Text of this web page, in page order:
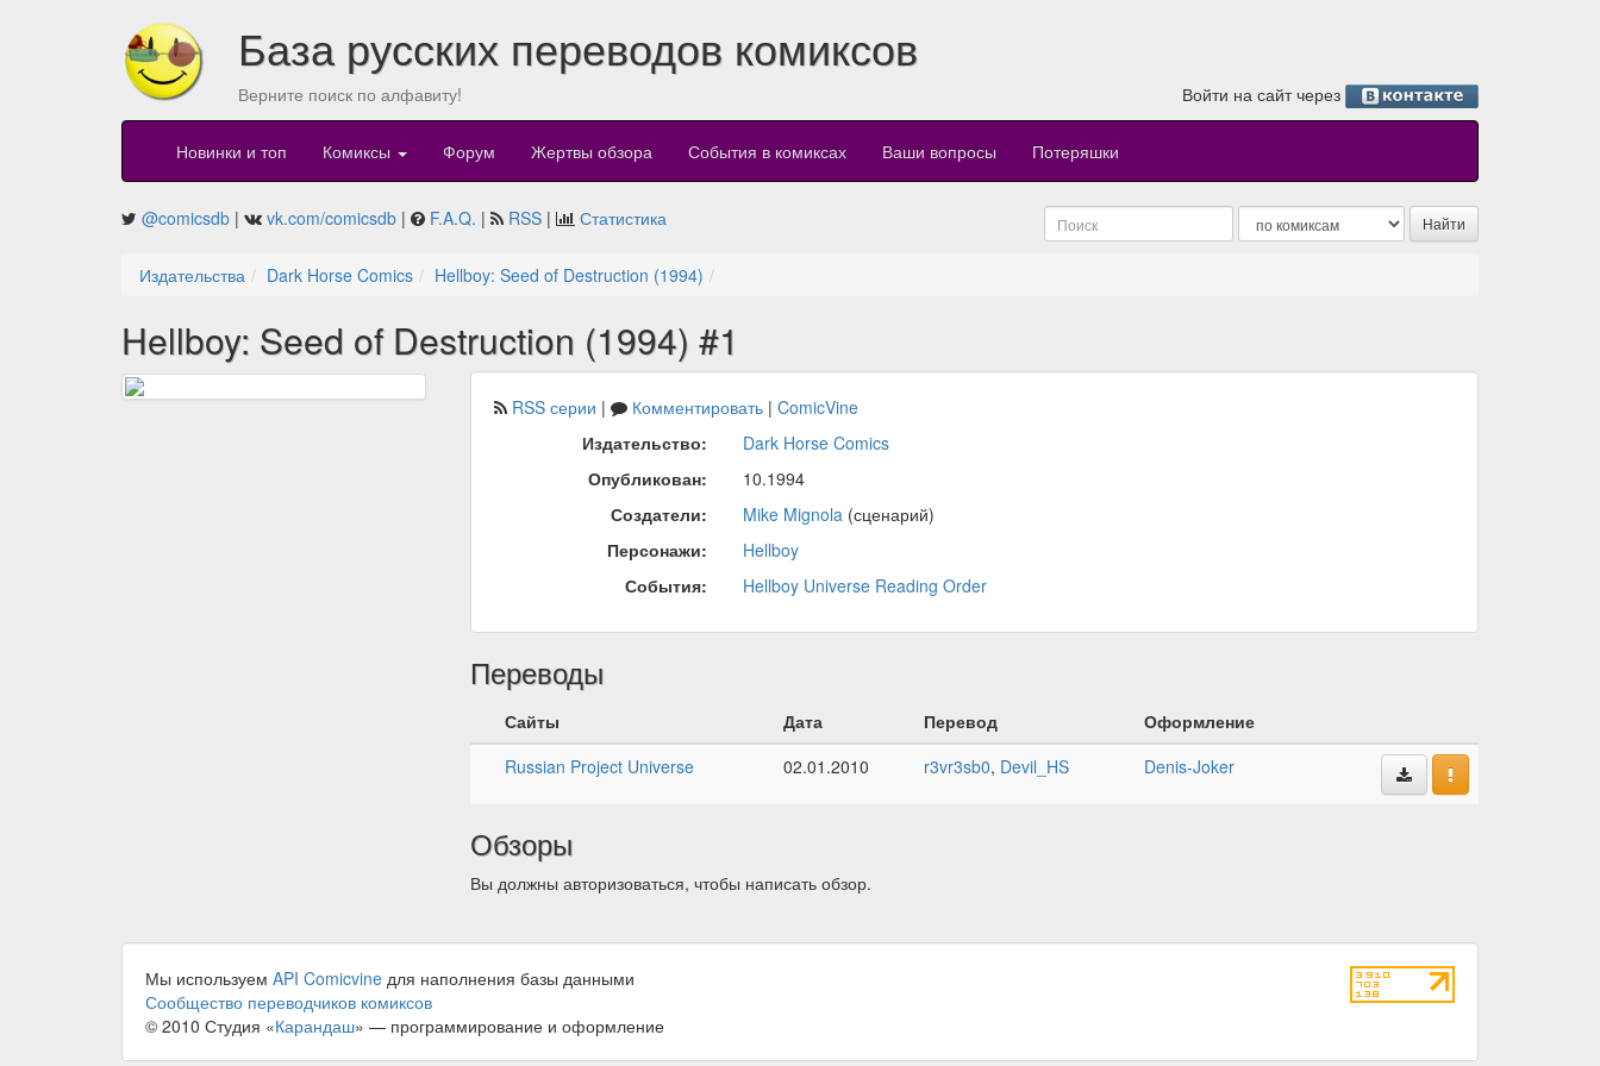
База русских переводов комиксов
Верните поиск по алфавиту! Войти на сайт через
Новинки и топ Комиксы Форум Жертвы обзора События в комиксах Ваши вопросы Потеряшки
@comicsdb | vk.com/comicsdb | F.A.Q. | RSS | Статистика
Издательства Dark Horse Comics Hellboy: Seed of Destruction (1994)
Hellboy: Seed of Destruction (1994) #1
RSS серии | Комментировать| ComicVine
Издательство:
Dark Horse Comics
Опубликован:
10.1994
Создатели:
Mike Mignola(сценарий)
Персонажи:
Hellboy
События:
Hellboy Universe Reading Order
Переводы
Сайты Дата Перевод
Оформление
Russian Project Universe
02.01.2010 r3vr3sb0, Devil_HS Denis-Joker
Обзоры
Вы должны авторизоваться, чтобы написать обзор.
Мы используем API Comicvine для наполнения базы данными
Сообщество переводчиков комиксов
© 2010 Студия «Карандаш» — программирование и оформление